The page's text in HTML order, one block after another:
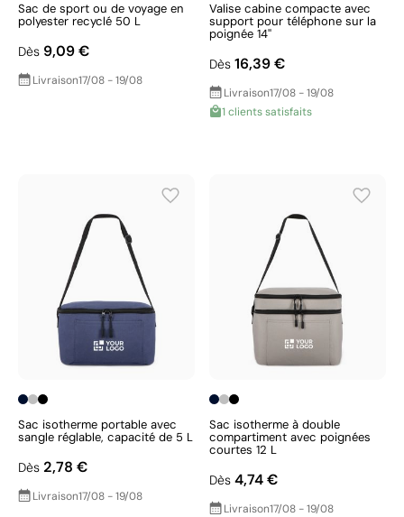
Sac de sport ou de voyage en
polyester recyclé 50 L
Dès 9,09 €
Livraison17/08 - 19/08
Valise cabine compacte avec
support pour téléphone sur la
poignée 14''
Dès 16,39 €
Livraison17/08 - 19/08
1 clients satisfaits
Sac isotherme portable avec
sangle réglable, capacité de 5 L
Dès 2,78 €
Livraison17/08 - 19/08
Sac isotherme à double
compartiment avec poignées
courtes 12 L
Dès 4,74 €
Livraison17/08 - 19/08